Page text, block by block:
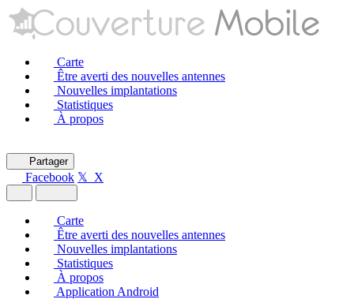
Carte
Être averti des nouvelles antennes
Nouvelles implantations
Statistiques
À propos
Partager
Facebook 𝕏 X
Carte
Être averti des nouvelles antennes
Nouvelles implantations
Statistiques
À propos
Application Android